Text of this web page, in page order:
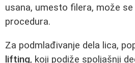
usana, umesto filera, može
procedura.
Za podmlađivanje dela lica,
lifting, koji podiže spoljašnji